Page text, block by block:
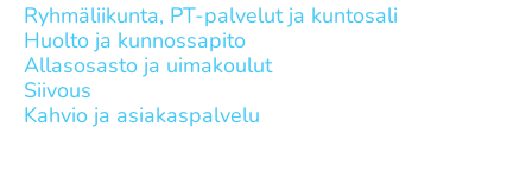
Ryhmäliikunta, PT-palvelut ja kuntosali
Huolto ja kunnossapito
Allasosasto ja uimakoulut
Siivous
Kahvio ja asiakaspalvelu